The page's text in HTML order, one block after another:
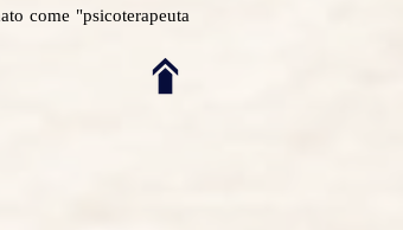
come "psicoterapeuta